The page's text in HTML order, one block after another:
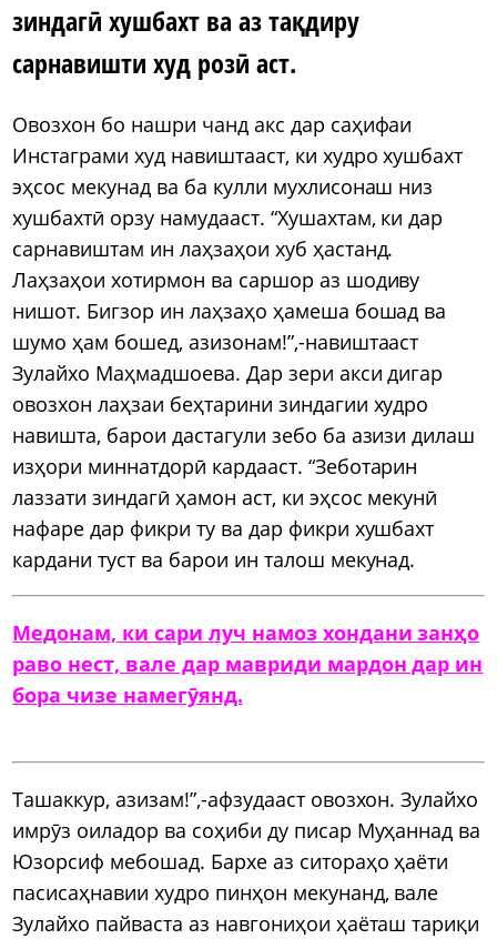
зиндагӣ хушбахт ва аз тақдиру
сарнавишти худ розӣ аст.
Овозхон бо нашри чанд акс дар саҳифаи
Инстаграми худ навиштааст, ки худро хушбахт
эҳсос мекунад ва ба кулли мухлисонаш низ
хушбахтӣ орзу намудааст. “Хушахтам, ки дар
сарнавиштам ин лаҳзаҳои хуб ҳастанд.
Лаҳзаҳои хотирмон ва саршор аз шодиву
нишот. Бигзор ин лаҳзаҳо ҳамеша бошад ва
шумо ҳам бошед, азизонам!”,-навиштааст
Зулайхо Маҳмадшоева. Дар зери акси дигар
овозхон лаҳзаи беҳтарини зиндагии худро
навишта, барои дастагули зебо ба азизи дилаш
изҳори миннатдорӣ кардааст. “Зеботарин
лаззати зиндагӣ ҳамон аст, ки эҳсос мекунӣ
нафаре дар фикри ту ва дар фикри хушбахт
кардани туст ва барои ин талош мекунад.
Медонам, ки сари луч намоз хондани занҳо
раво нест, вале дар мавриди мардон дар ин
бора чизе намегӯянд.
Ташаккур, азизам!”,-афзудааст овозхон. Зулайхо
имрӯз оиладор ва соҳиби ду писар Муҳаннад ва
Юзорсиф мебошад. Бархе аз ситораҳо ҳаёти
пасисаҳнавии худро пинҳон мекунанд, вале
Зулайхо пайваста аз навгониҳои ҳаёташ тариқи